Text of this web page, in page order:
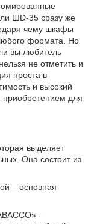
ШD-35 сразу же
чему шкафы
формата. Но
вы любитель
не отметить и
проста в
и высокий
приобретением для
выделяет
Она состоит из
– основная
-